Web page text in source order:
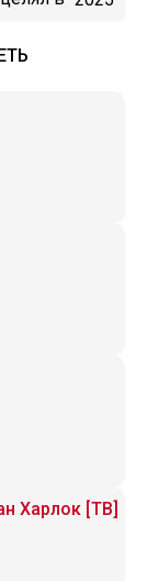
Харлок [ТВ]